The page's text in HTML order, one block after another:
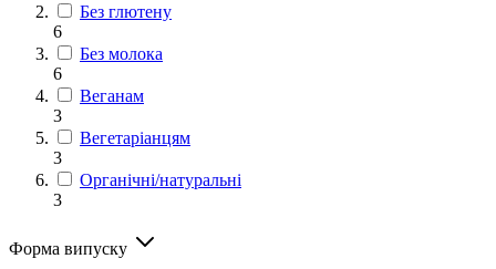
Без глютену
6
Без молока
6
Веганам
3
Вегетаріанцям
3
Органічні/натуральні
3
Форма випуску